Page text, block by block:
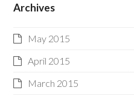
Archives
May 2015
April 2015
March 2015